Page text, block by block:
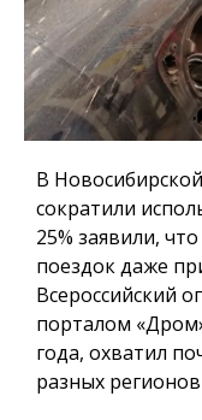
В
сократили
25% заявили,
поездок даже
Всероссийский
порталом
года, охватил
разных